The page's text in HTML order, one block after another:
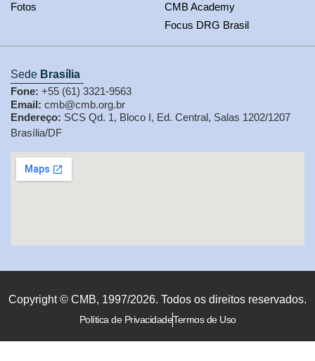
Fotos
CMB Academy
Focus DRG Brasil
Sede Brasília
Fone: +55 (61) 3321-9563
Email: cmb@cmb.org.br
Endereço: SCS Qd. 1, Bloco I, Ed. Central, Salas 1202/1207
Brasília/DF
Copyright © CMB, 1997/2026. Todos os direitos reservados.
Política de PrivacidadeTermos de Uso